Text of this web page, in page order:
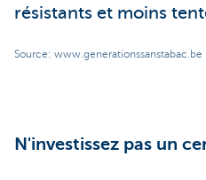
résistants et moins
Source: www.generationssanstabac.be
N'investissez pas un